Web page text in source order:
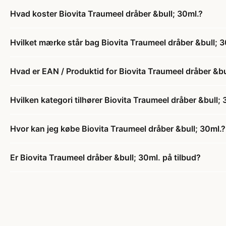
Hvad koster Biovita Traumeel dråber &bull; 30ml.?
Hvilket mærke står bag Biovita Traumeel dråber &bull;
Hvad er EAN / Produktid for Biovita Traumeel dråber
Hvilken kategori tilhører Biovita Traumeel dråber &bull;
Hvor kan jeg købe Biovita Traumeel dråber &bull; 30ml.?
Er Biovita Traumeel dråber &bull; 30ml. på tilbud?